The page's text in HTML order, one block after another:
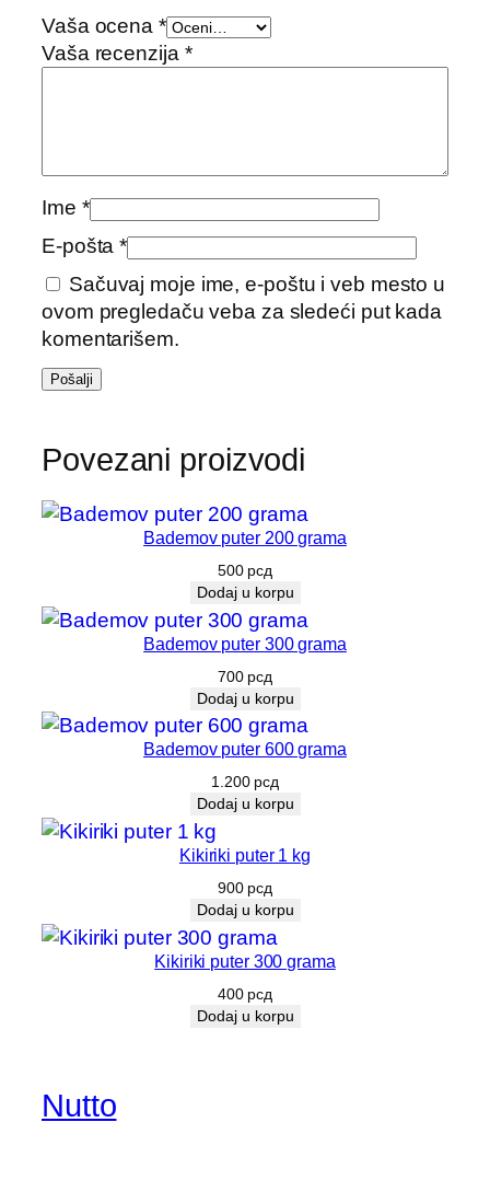
g
r
k
o
i
č
i
n
a
Vaša ocena *
Vaša recenzija *
Ime *
E-pošta*
Sačuvaj moje ime, e-poštu i veb mesto u
ovom pregledaču veba za sledeći put kada
komentarišem.
Povezani proizvodi
Bademov puter 200 grama
500 рсд
Dodaj u korpu
Bademov puter 300 grama
700 рсд
Dodaj u korpu
Bademov puter 600 grama
1.200 рсд
Dodaj u korpu
Kikiriki puter 1 kg
900 рсд
Dodaj u korpu
Kikiriki puter 300 grama
400 рсд
Dodaj u korpu
Nutto